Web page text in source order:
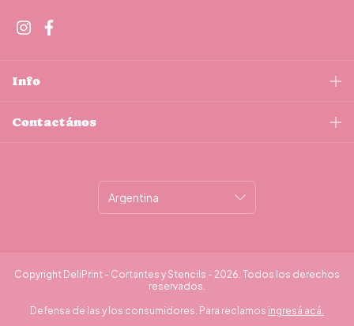
Info
Contactános
Copyright DeliPrint - Cortantes y Stencils - 2026. Todos los derechos
reservados.
Defensa de las y los consumidores. Para reclamos ingresá acá.